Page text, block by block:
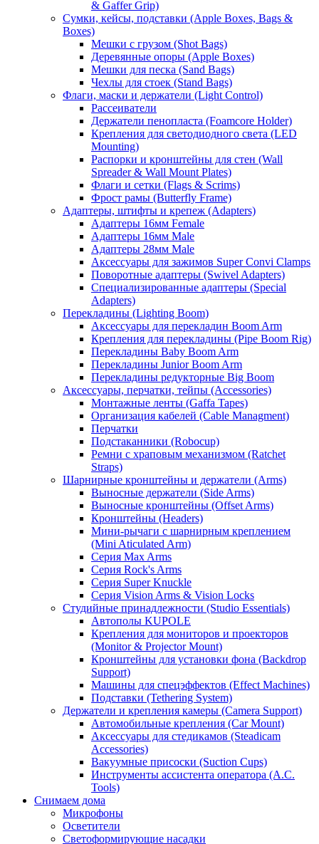
& Gaffer Grip)
Сумки, кейсы, подставки (Apple Boxes, Bags &
Boxes)
Мешки с грузом (Shot Bags)
Деревянные опоры (Apple Boxes)
Мешки для песка (Sand Bags)
Чехлы для стоек (Stand Bags)
Флаги, маски и держатели (Light Control)
Рассеиватели
Держатели пенопласта (Foamcore Holder)
Крепления для светодиодного света (LED
Mounting)
Распорки и кронштейны для стен (Wall
Spreader & Wall Mount Plates)
Флаги и сетки (Flags & Scrims)
Фрост рамы (Butterfly Frame)
Адаптеры, штифты и крепеж (Adapters)
Адаптеры 16мм Female
Адаптеры 16мм Male
Адаптеры 28мм Male
Аксессуары для зажимов Super Convi Clamps
Поворотные адаптеры (Swivel Adapters)
Специализированные адаптеры (Special
Adapters)
Перекладины (Lighting Boom)
Аксессуары для перекладин Boom Arm
Крепления для перекладины (Pipe Boom Rig)
Перекладины Baby Boom Arm
Перекладины Junior Boom Arm
Перекладины редукторные Big Boom
Аксессуары, перчатки, тейпы (Accessories)
Монтажные ленты (Gaffa Tapes)
Организация кабелей (Cable Managment)
Перчатки
Подстаканники (Robocup)
Ремни с храповым механизмом (Ratchet
Straps)
Шарнирные кронштейны и держатели (Arms)
Выносные держатели (Side Arms)
Выносные кронштейны (Offset Arms)
Кронштейны (Headers)
Мини-рычаги с шарнирным креплением
(Mini Aticulated Arm)
Серия Max Arms
Серия Rock's Arms
Серия Super Knuckle
Серия Vision Arms & Vision Locks
Студийные принадлежности (Studio Essentials)
Автополы KUPOLE
Крепления для мониторов и проекторов
(Monitor & Projector Mount)
Кронштейны для установки фона (Backdrop
Support)
Машины для спецэффектов (Effect Machines)
Подставки (Tethering System)
Держатели и крепления камеры (Camera Support)
Автомобильные крепления (Car Mount)
Аксессуары для стедикамов (Steadicam
Accessories)
Вакуумные присоски (Suction Cups)
Инструменты ассистента оператора (A.C.
Tools)
Снимаем дома
Микрофоны
Осветители
Светоформирующие насадки